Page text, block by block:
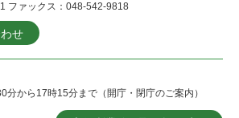
ファックス：048-542-9818
せ
分から17時15分まで（開庁・閉庁のご案内）